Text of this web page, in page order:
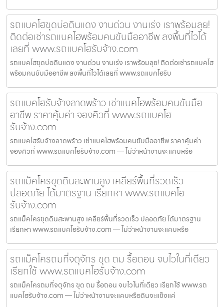
รถแบคโฮขุดบ่อดินแดง งานด่วน งานเร่ง เราพร้อมลุย!
ติดต่อเช่ารถแบคโฮพร้อมคนขับมืออาชีพ ลงพื้นที่ไวได้
เลยที่ www.รถแบคโฮรับจ้าง.com
รถแบคโฮขุดบ่อดินแดง งานด่วน งานเร่ง เราพร้อมลุย! ติดต่อเช่ารถแบคโฮ
พร้อมคนขับมืออาชีพ ลงพื้นที่ไวได้เลยที่ www.รถแบคโฮรับ
รถแบคโฮรับจ้างลาดพร้าว เช่าแบคโฮพร้อมคนขับมือ
อาชีพ ราคาคุ้มค่า จองคิวที่ www.รถแบคโฮ
รับจ้าง.com
รถแบคโฮรับจ้างลาดพร้าว เช่าแบคโฮพร้อมคนขับมืออาชีพ ราคาคุ้มค่า
จองคิวที่ www.รถแบคโฮรับจ้าง.com — ไม่ว่าหน้างานจะแคบหรือ
รถแม็คโครขุดดินสะพานสูง เคลียร์พื้นที่รวดเร็ว
ปลอดภัย ได้มาตรฐาน เรียกหา www.รถแบคโฮ
รับจ้าง.com
รถแม็คโครขุดดินสะพานสูง เคลียร์พื้นที่รวดเร็ว ปลอดภัย ได้มาตรฐาน
เรียกหา www.รถแบคโฮรับจ้าง.com — ไม่ว่าหน้างานจะแคบหรือ
รถแม็คโครถมที่จตุจักร ขุด ถม รื้อถอน จบไวในที่เดียว
เรียกใช้ www.รถแบคโฮรับจ้าง.com
รถแม็คโครถมที่จตุจักร ขุด ถม รื้อถอน จบไวในที่เดียว เรียกใช้ www.รถ
แบคโฮรับจ้าง.com — ไม่ว่าหน้างานจะแคบหรือดินจะแข็งแค่